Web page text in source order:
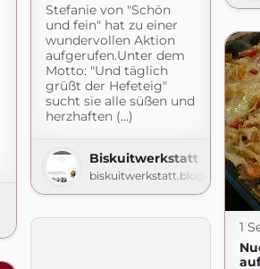
Stefanie von "Schön
und fein" hat zu einer
wundervollen Aktion
aufgerufen.Unter dem
Motto: "Und täglich
grüßt der Hefeteig"
sucht sie alle süßen und
herzhaften (...)
Biskuitwerkstatt
biskuitwerkstatt.blogspot.com
1